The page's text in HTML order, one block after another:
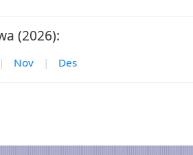
(2026):
| Nov | Des